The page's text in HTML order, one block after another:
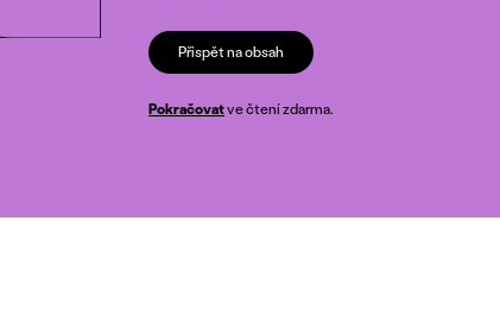
Přispět na obsah
Pokračovatve čtení zdarma.